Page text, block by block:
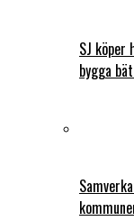
SJ
bygga